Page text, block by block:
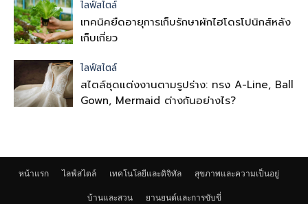
ไลฟ์สไตล์
เทคนิคยืดอายุการเก็บรักษาผักไฮโดรโปนิกส์หลัง
เก็บเกี่ยว
ไลฟ์สไตล์
สไตล์ชุดแต่งงานตามรูปร่าง: ทรง A-Line, Ball
Gown, Mermaid ต่างกันอย่างไร?
หน้าแรก ไลฟ์สไตล์ เทคโนโลยีและดิจิทัล สุขภาพและความเป็นอยู่
บ้านและสวน ยานยนต์และการขับขี่